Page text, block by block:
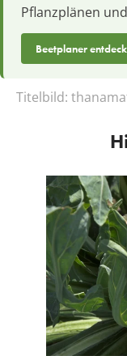
Pflanzplänen
Beetplaner
Titelbild: